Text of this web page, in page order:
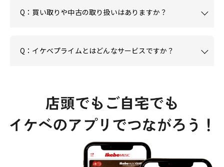
Q：買い取りや中古の取り扱いはありますか？
Q：イケベプライムとはどんなサービスですか？